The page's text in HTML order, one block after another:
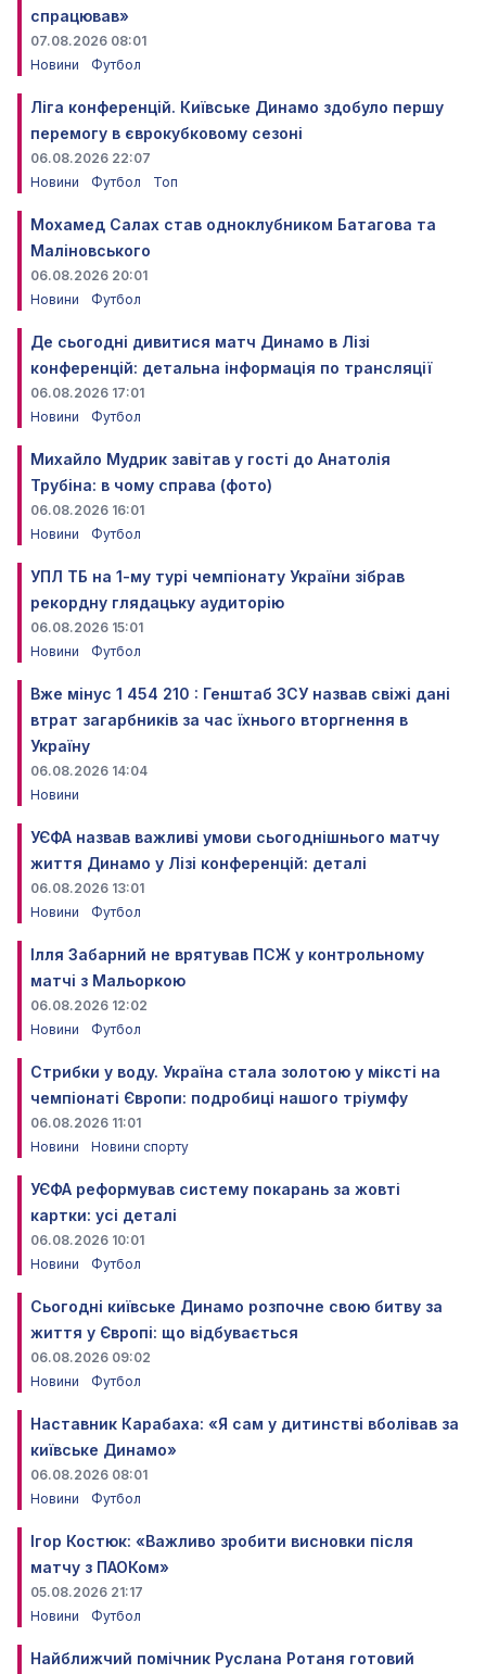
спрацював»
07.08.2026 08:01
Новини
Футбол
Ліга конференцій. Київське Динамо здобуло першу
перемогу в єврокубковому сезоні
06.08.2026 22:07
Новини
Футбол Топ
Мохамед Салах став одноклубником Батагова та
Маліновського
06.08.2026 20:01
Новини
Футбол
Де сьогодні дивитися матч Динамо в Лізі
конференцій: детальна інформація по трансляції
06.08.2026 17:01
Новини
Футбол
Михайло Мудрик завітав у гості до Анатолія
Трубіна: в чому справа (фото)
06.08.2026 16:01
Новини
Футбол
УПЛ ТБ на 1-му турі чемпіонату України зібрав
рекордну глядацьку аудиторію
06.08.2026 15:01
Новини
Футбол
Вже мінус 1 454 210 : Генштаб ЗСУ назвав свіжі дані
втрат загарбників за час їхнього вторгнення в
Україну
06.08.2026 14:04
Новини
УЄФА назвав важливі умови сьогоднішнього матчу
життя Динамо у Лізі конференцій: деталі
06.08.2026 13:01
Новини
Футбол
Ілля Забарний не врятував ПСЖ у контрольному
матчі з Мальоркою
06.08.2026 12:02
Новини
Футбол
Стрибки у воду. Україна стала золотою у міксті на
чемпіонаті Європи: подробиці нашого тріумфу
06.08.2026 11:01
Новини
Новини спорту
УЄФА реформував систему покарань за жовті
картки: усі деталі
06.08.2026 10:01
Новини
Футбол
Сьогодні київське Динамо розпочне свою битву за
життя у Європі: що відбувається
06.08.2026 09:02
Новини
Футбол
Наставник Карабаха: «Я сам у дитинстві вболівав за
київське Динамо»
06.08.2026 08:01
Новини
Футбол
Ігор Костюк: «Важливо зробити висновки після
матчу з ПАОКом»
05.08.2026 21:17
Новини
Футбол
Найближчий помічник Руслана Ротаня готовий